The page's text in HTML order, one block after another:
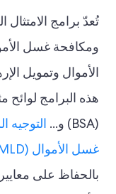
الأموال وتمويل
هذه البرامج لوائح
(BSA) و...
التوجيه
غسل الأموال (6EUAMLD)
بالحفاظ على